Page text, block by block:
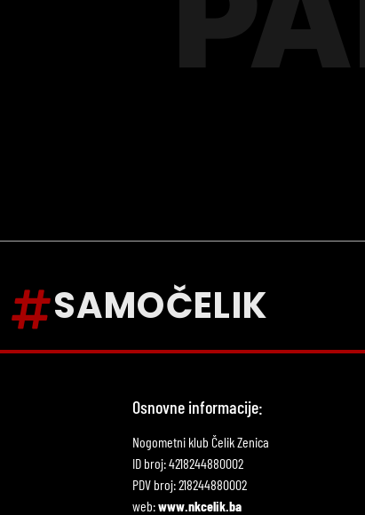
SAMOČELIK
Osnovne informacije:
Nogometni klub Čelik Zenica
ID broj: 4218244880002
PDV broj: 218244880002
web:www.nkcelik.ba